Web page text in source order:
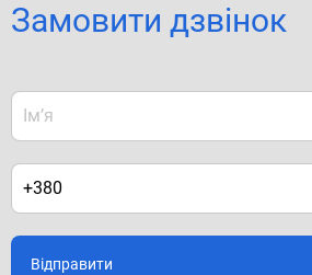
Замовити дзвінок
Відправити